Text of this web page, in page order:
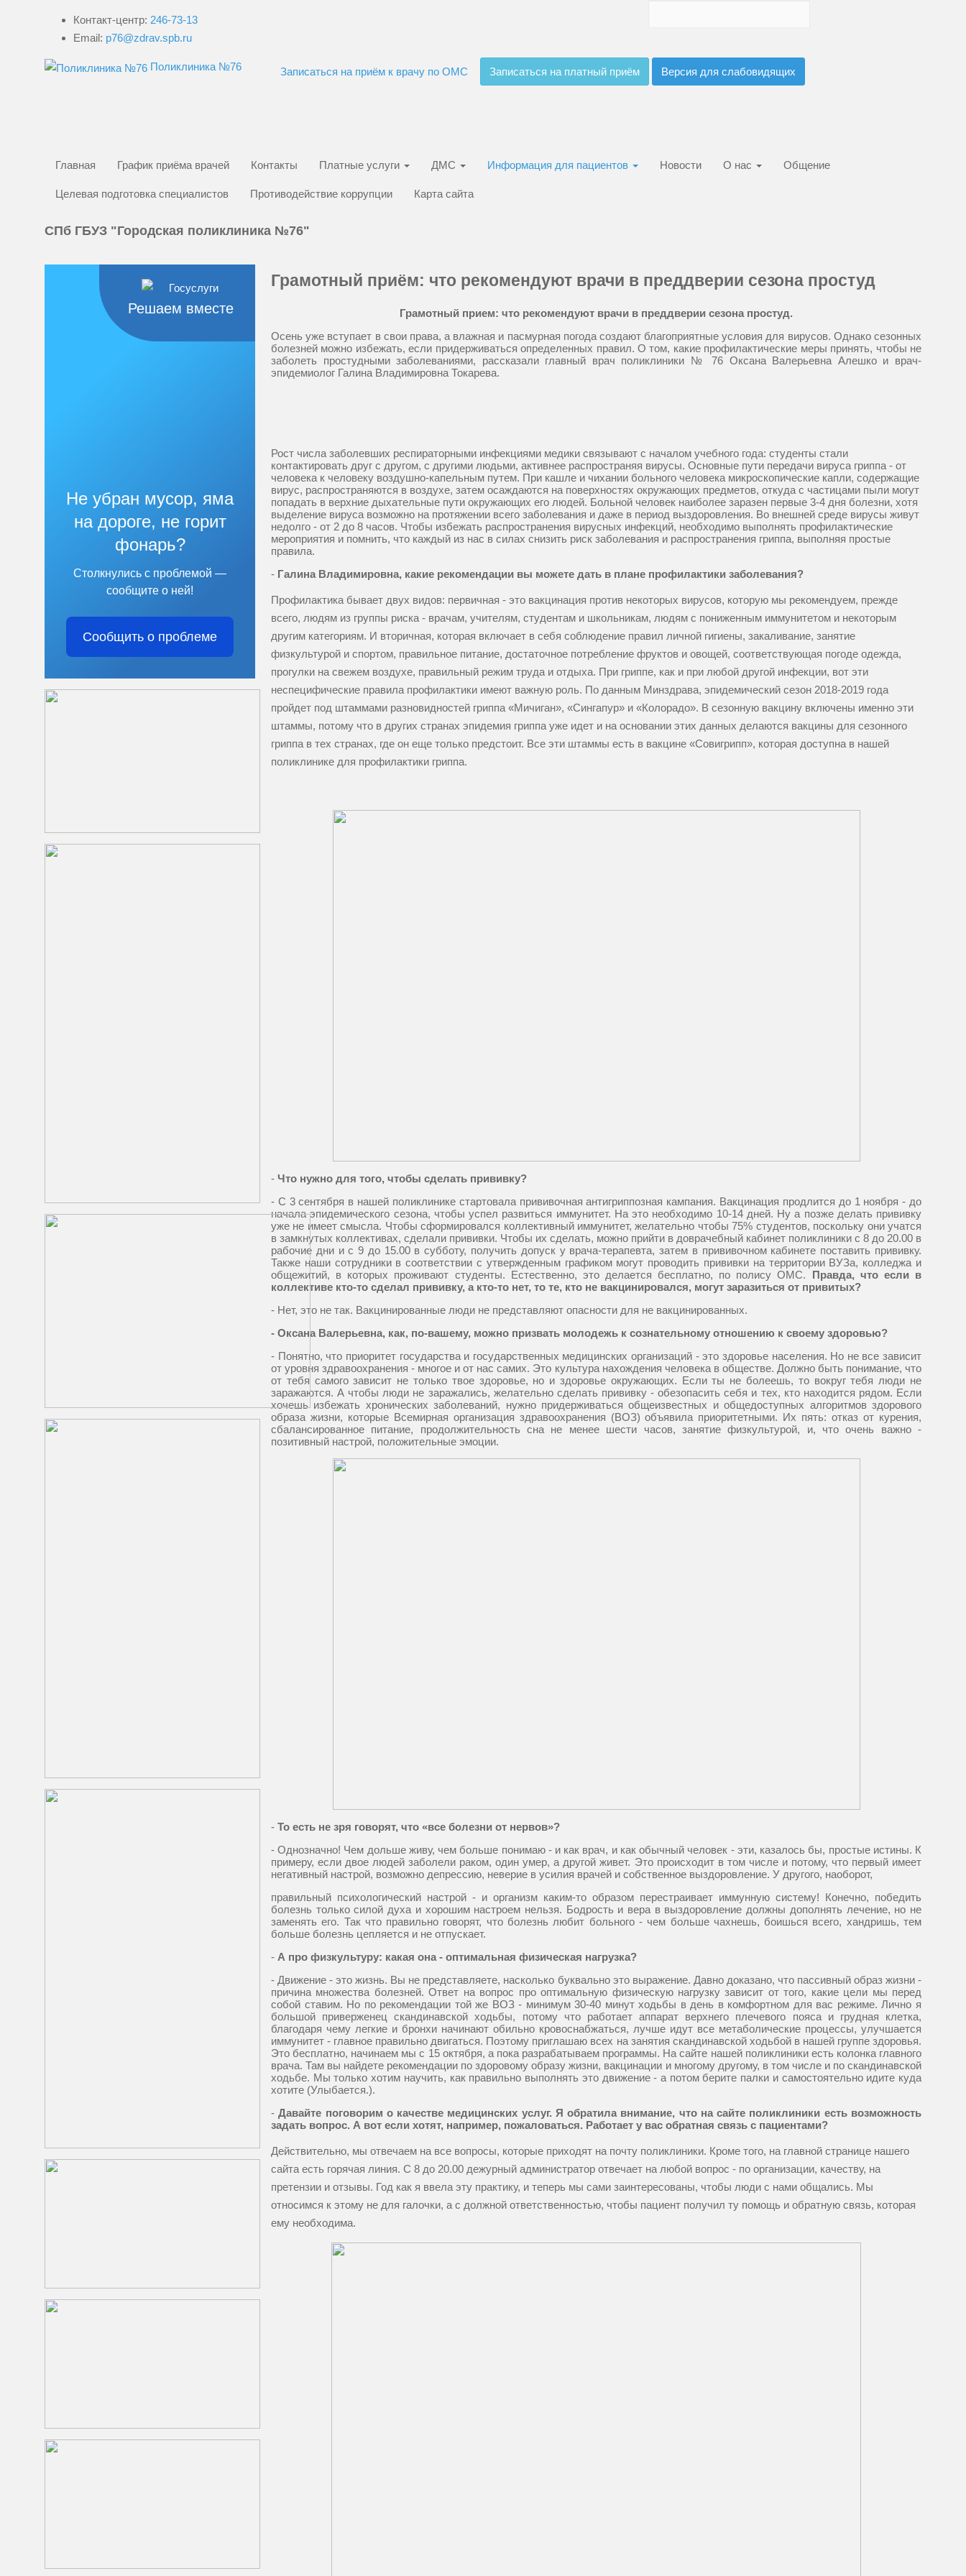
Контакт-центр: 246-73-13
Email: p76@zdrav.spb.ru
Поликлиника №76 Записаться на приём к врачу по ОМС Записаться на платный приём Версия для слабовидящих
Главная График приёма врачей Контакты Платные услуги ДМС Информация для пациентов Новости О нас Общение
Целевая подготовка специалистов Противодействие коррупции Карта сайта
СПб ГБУЗ "Городская поликлиника №76"
Грамотный приём: что рекомендуют врачи в преддверии сезона простуд
Грамотный прием: что рекомендуют врачи в преддверии сезона простуд.
Осень уже вступает в свои права, а влажная и пасмурная погода создают благоприятные условия для вирусов. Однако сезонных
болезней можно избежать, если придерживаться определенных правил. О том, какие профилактические меры принять, чтобы не
заболеть простудными заболеваниями, рассказали главный врач поликлиники № 76 Оксана Валерьевна Алешко и врач-
эпидемиолог Галина Владимировна Токарева.
Рост числа заболевших респираторными инфекциями медики связывают с началом учебного года: студенты стали
контактировать друг с другом, с другими людьми, активнее распространяя вирусы. Основные пути передачи вируса гриппа - от
человека к человеку воздушно-капельным путем. При кашле и чихании больного человека микроскопические капли, содержащие
вирус, распространяются в воздухе, затем осаждаются на поверхностях окружающих предметов, откуда с частицами пыли могут
попадать в верхние дыхательные пути окружающих его людей. Больной человек наиболее заразен первые 3-4 дня болезни, хотя
выделение вируса возможно на протяжении всего заболевания и даже в период выздоровления. Во внешней среде вирусы живут
недолго - от 2 до 8 часов. Чтобы избежать распространения вирусных инфекций, необходимо выполнять профилактические
мероприятия и помнить, что каждый из нас в силах снизить риск заболевания и распространения гриппа, выполняя простые
правила.
- Галина Владимировна, какие рекомендации вы можете дать в плане профилактики заболевания?
Профилактика бывает двух видов: первичная - это вакцинация против некоторых вирусов, которую мы рекомендуем, прежде
всего, людям из группы риска - врачам, учителям, студентам и школьникам, людям с пониженным иммунитетом и некоторым
другим категориям. И вторичная, которая включает в себя соблюдение правил личной гигиены, закаливание, занятие
физкультурой и спортом, правильное питание, достаточное потребление фруктов и овощей, соответствующая погоде одежда,
прогулки на свежем воздухе, правильный режим труда и отдыха. При гриппе, как и при любой другой инфекции, вот эти
неспецифические правила профилактики имеют важную роль. По данным Минздрава, эпидемический сезон 2018-2019 года
пройдет под штаммами разновидностей гриппа «Мичиган», «Сингапур» и «Колорадо». В сезонную вакцину включены именно эти
штаммы, потому что в других странах эпидемия гриппа уже идет и на основании этих данных делаются вакцины для сезонного
гриппа в тех странах, где он еще только предстоит. Все эти штаммы есть в вакцине «Совигрипп», которая доступна в нашей
поликлинике для профилактики гриппа.
- Что нужно для того, чтобы сделать прививку?
- С 3 сентября в нашей поликлинике стартовала прививочная антигриппозная кампания. Вакцинация продлится до 1 ноября - до
начала эпидемического сезона, чтобы успел развиться иммунитет. На это необходимо 10-14 дней. Ну а позже делать прививку
уже не имеет смысла. Чтобы сформировался коллективный иммунитет, желательно чтобы 75% студентов, поскольку они учатся
в замкнутых коллективах, сделали прививки. Чтобы их сделать, можно прийти в доврачебный кабинет поликлиники с 8 до 20.00 в
рабочие дни и с 9 до 15.00 в субботу, получить допуск у врача-терапевта, затем в прививочном кабинете поставить прививку.
Также наши сотрудники в соответствии с утвержденным графиком могут проводить прививки на территории ВУЗа, колледжа и
общежитий, в которых проживают студенты. Естественно, это делается бесплатно, по полису ОМС. Правда, что если в
коллективе кто-то сделал прививку, а кто-то нет, то те, кто не вакцинировался, могут заразиться от привитых?
- Нет, это не так. Вакцинированные люди не представляют опасности для не вакцинированных.
- Оксана Валерьевна, как, по-вашему, можно призвать молодежь к сознательному отношению к своему здоровью?
- Понятно, что приоритет государства и государственных медицинских организаций - это здоровье населения. Но не все зависит
от уровня здравоохранения - многое и от нас самих. Это культура нахождения человека в обществе. Должно быть понимание, что
от тебя самого зависит не только твое здоровье, но и здоровье окружающих. Если ты не болеешь, то вокруг тебя люди не
заражаются. А чтобы люди не заражались, желательно сделать прививку - обезопасить себя и тех, кто находится рядом. Если
хочешь избежать хронических заболеваний, нужно придерживаться общеизвестных и общедоступных алгоритмов здорового
образа жизни, которые Всемирная организация здравоохранения (ВОЗ) объявила приоритетными. Их пять: отказ от курения,
сбалансированное питание, продолжительность сна не менее шести часов, занятие физкультурой, и, что очень важно -
позитивный настрой, положительные эмоции.
- То есть не зря говорят, что «все болезни от нервов»?
- Однозначно! Чем дольше живу, чем больше понимаю - и как врач, и как обычный человек - эти, казалось бы, простые истины. К
примеру, если двое людей заболели раком, один умер, а другой живет. Это происходит в том числе и потому, что первый имеет
негативный настрой, возможно депрессию, неверие в усилия врачей и собственное выздоровление. У другого, наоборот,
правильный психологический настрой - и организм каким-то образом перестраивает иммунную систему! Конечно, победить
болезнь только силой духа и хорошим настроем нельзя. Бодрость и вера в выздоровление должны дополнять лечение, но не
заменять его. Так что правильно говорят, что болезнь любит больного - чем больше чахнешь, боишься всего, хандришь, тем
больше болезнь цепляется и не отпускает.
- А про физкультуру: какая она - оптимальная физическая нагрузка?
- Движение - это жизнь. Вы не представляете, насколько буквально это выражение. Давно доказано, что пассивный образ жизни -
причина множества болезней. Ответ на вопрос про оптимальную физическую нагрузку зависит от того, какие цели мы перед
собой ставим. Но по рекомендации той же ВОЗ - минимум 30-40 минут ходьбы в день в комфортном для вас режиме. Лично я
большой приверженец скандинавской ходьбы, потому что работает аппарат верхнего плечевого пояса и грудная клетка,
благодаря чему легкие и бронхи начинают обильно кровоснабжаться, лучше идут все метаболические процессы, улучшается
иммунитет - главное правильно двигаться. Поэтому приглашаю всех на занятия скандинавской ходьбой в нашей группе здоровья.
Это бесплатно, начинаем мы с 15 октября, а пока разрабатываем программы. На сайте нашей поликлиники есть колонка главного
врача. Там вы найдете рекомендации по здоровому образу жизни, вакцинации и многому другому, в том числе и по скандинавской
ходьбе. Мы только хотим научить, как правильно выполнять это движение - а потом берите палки и самостоятельно идите куда
хотите (Улыбается.).
-Давайте поговорим о качестве медицинских услуг. Я обратила внимание, что на сайте поликлиники есть возможность
задать вопрос. А вот если хотят, например, пожаловаться. Работает у вас обратная связь с пациентами?
Действительно, мы отвечаем на все вопросы, которые приходят на почту поликлиники. Кроме того, на главной странице нашего
сайта есть горячая линия. С 8 до 20.00 дежурный администратор отвечает на любой вопрос - по организации, качеству, на
претензии и отзывы. Год как я ввела эту практику, и теперь мы сами заинтересованы, чтобы люди с нами общались. Мы
относимся к этому не для галочки, а с должной ответственностью, чтобы пациент получил ту помощь и обратную связь, которая
ему необходима.
Решаем вместе
Не убран мусор, яма
на дороге, не горит
фонарь?
Столкнулись с проблемой —
сообщите о ней!
Сообщить о проблеме